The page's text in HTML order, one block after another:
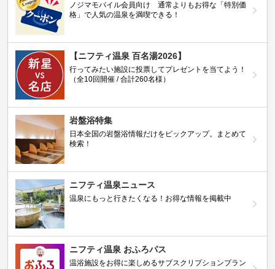
ノジマモバイル会員向け 通常よりもお得な「特別価
格」で人気の温泉を満喫できる！
【ニフティ温泉 百名湯2026】
行ってみたい施設に投票してプレゼントを当てよう！
（全10回開催 / 合計260名様）
岩盤浴特集
日本全国の岩盤浴情報だけをピックアップ。まとめて
検索！
ニフティ温泉ニュース
温泉にもっと行きたくなる！お得な情報を掲載中
ニフティ温泉 おふろパス
温浴施設をお得に楽しめるサブスクリプションプラン